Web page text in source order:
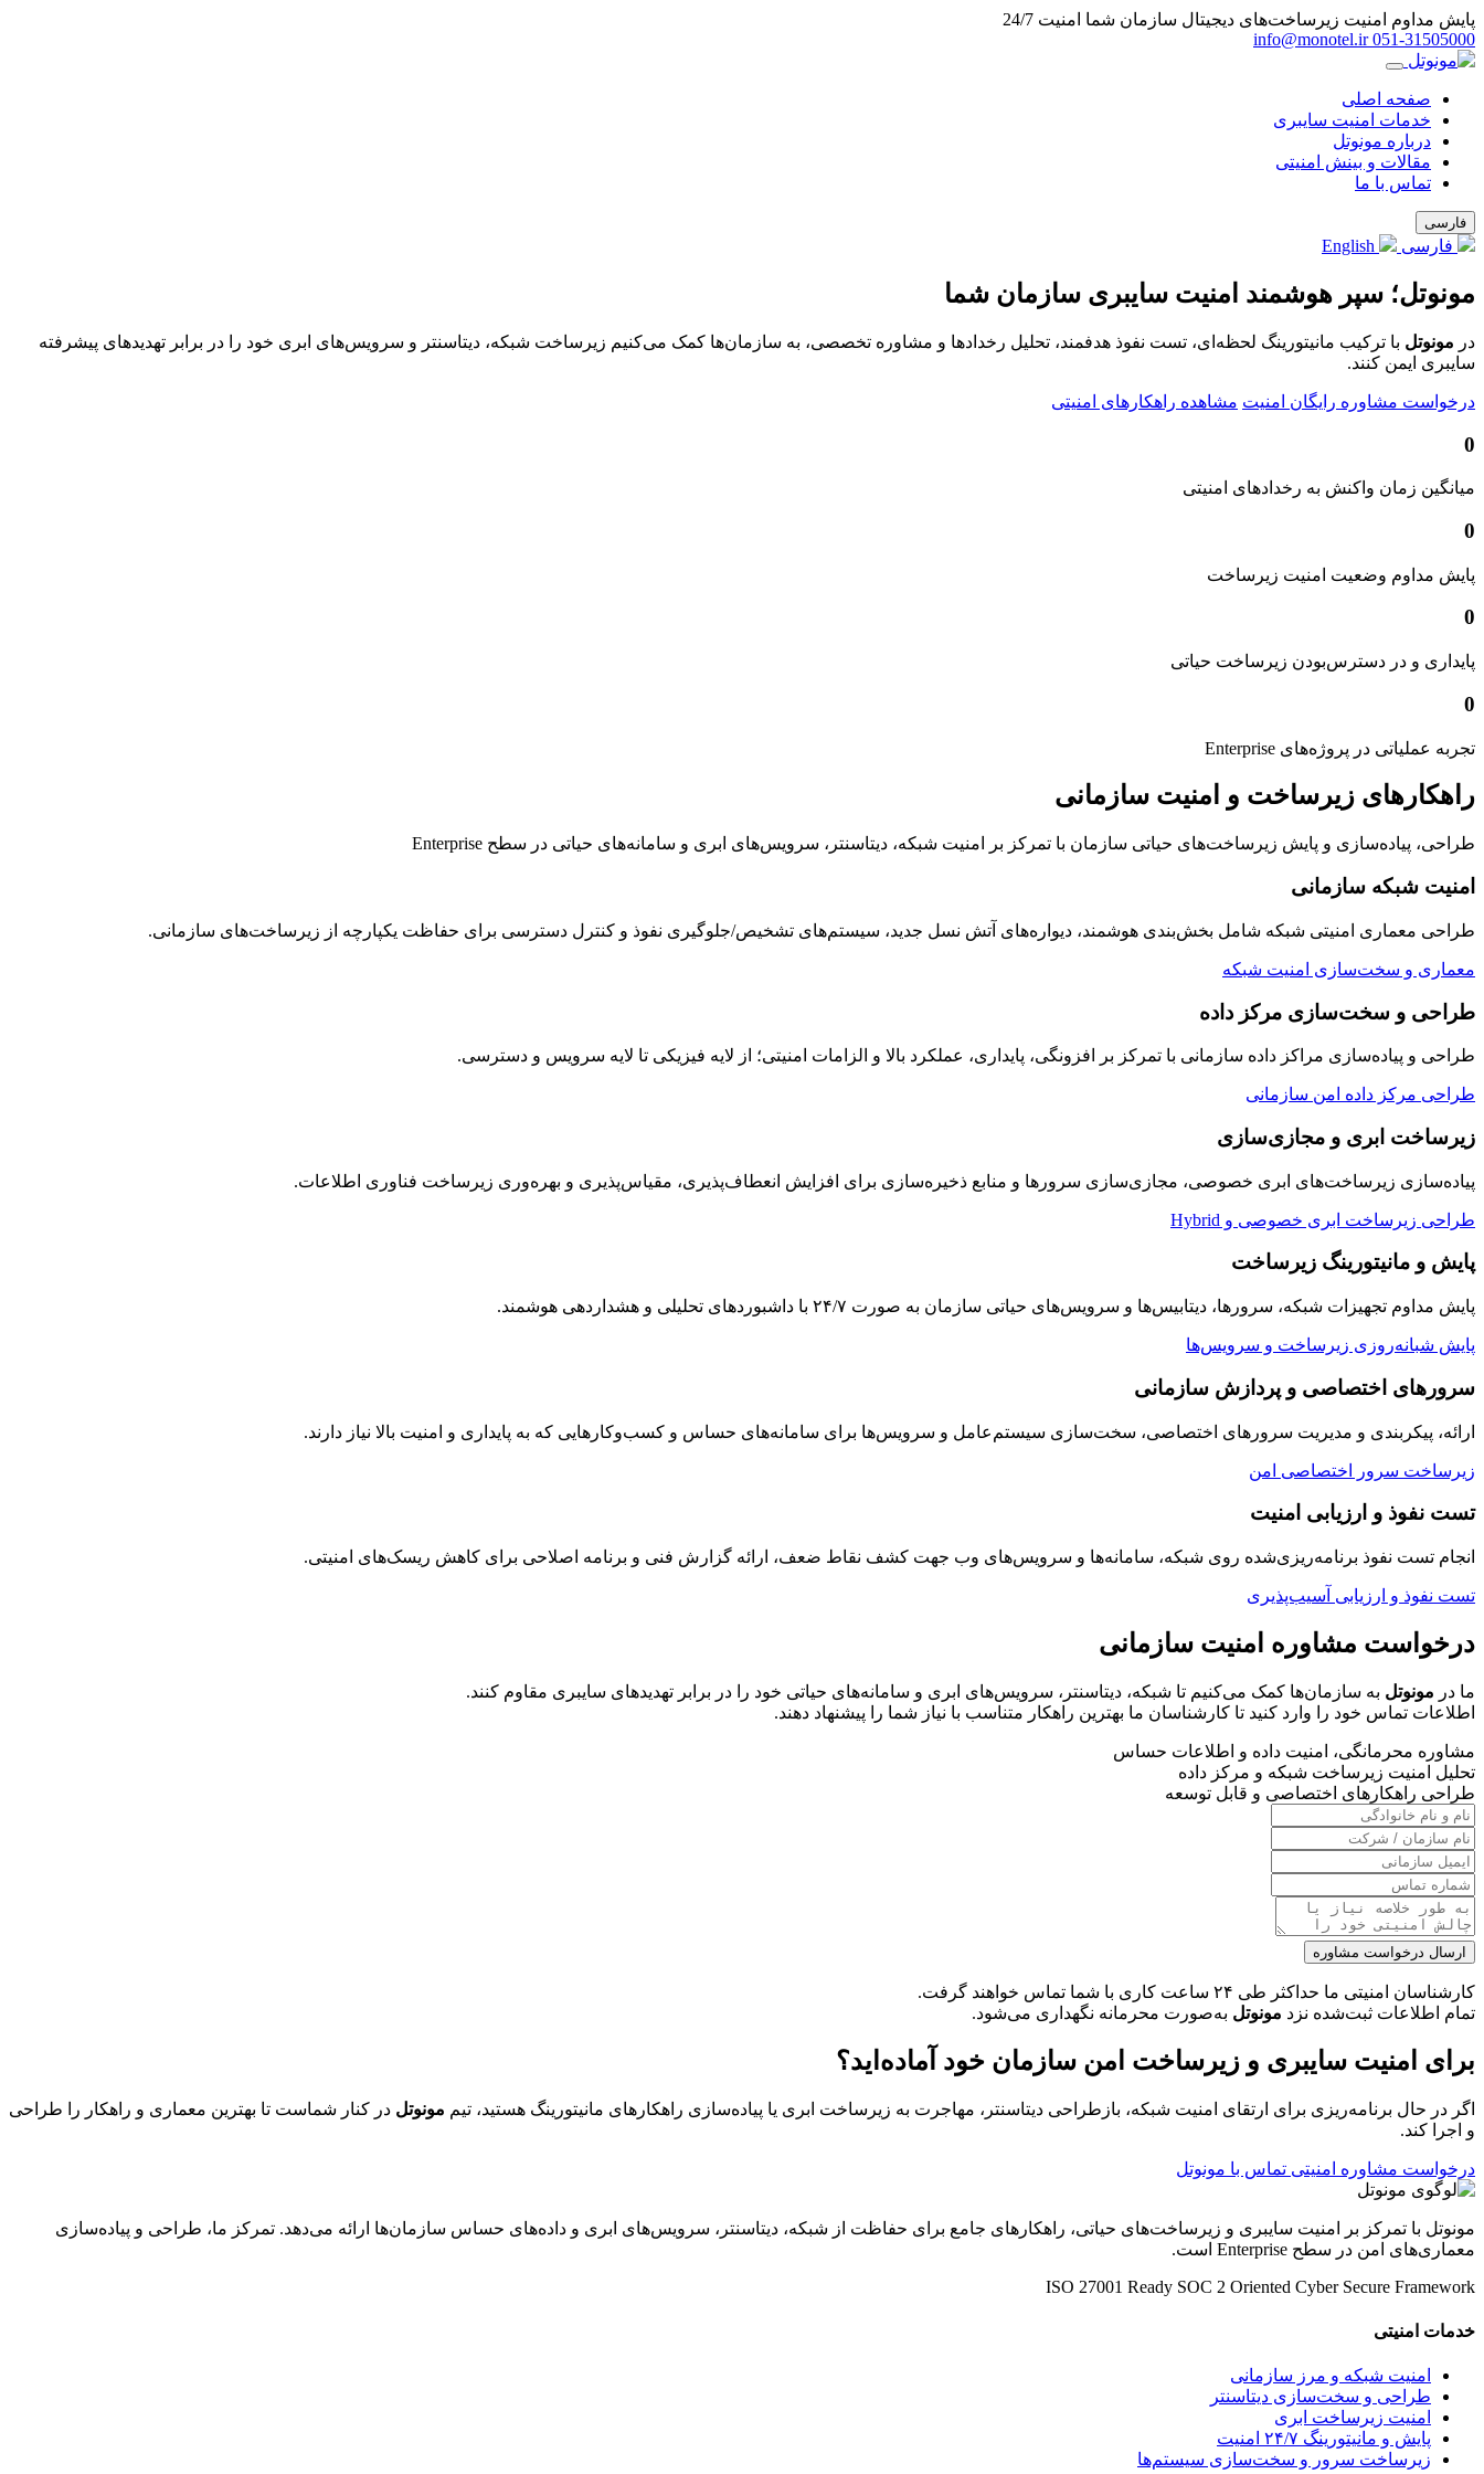
پایش مداوم امنیت زیرساخت‌های دیجیتال سازمان شما امنیت 24/7
info@monotel.ir 051‑31505000
صفحه اصلی
خدمات امنیت سایبری
درباره مونوتل
مقالات و بینش امنیتی
تماس با ما
فارسی
فارسی
مونوتل؛ سپر هوشمند امنیت سایبری سازمان شما
در مونوتل با ترکیب مانیتورینگ لحظه‌ای، تست نفوذ هدفمند، تحلیل رخدادها و مشاوره تخصصی، به سازمان‌ها کمک می‌کنیم زیرساخت شبکه، دیتاسنتر و سرویس‌های ابری خود را در برابر تهدیدهای پیشرفته
سایبری ایمن کنند.
درخواست مشاوره رایگان امنیت مشاهده راهکارهای امنیتی
0
میانگین زمان واکنش به رخدادهای امنیتی
0
پایش مداوم وضعیت امنیت زیرساخت
0
پایداری و در دسترس‌بودن زیرساخت حیاتی
0
تجربه عملیاتی در پروژه‌های Enterprise
راهکارهای زیرساخت و امنیت سازمانی
طراحی، پیاده‌سازی و پایش زیرساخت‌های حیاتی سازمان با تمرکز بر امنیت شبکه، دیتاسنتر، سرویس‌های ابری و سامانه‌های حیاتی در سطح Enterprise
امنیت شبکه سازمانی
طراحی معماری امنیتی شبکه شامل بخش‌بندی هوشمند، دیواره‌های آتش نسل جدید، سیستم‌های تشخیص/جلوگیری نفوذ و کنترل دسترسی برای حفاظت یکپارچه از زیرساخت‌های سازمانی.
معماری و سخت‌سازی امنیت شبکه
طراحی و سخت‌سازی مرکز داده
طراحی و پیاده‌سازی مراکز داده سازمانی با تمرکز بر افزونگی، پایداری، عملکرد بالا و الزامات امنیتی؛ از لایه فیزیکی تا لایه سرویس و دسترسی.
طراحی مرکز داده امن سازمانی
زیرساخت ابری و مجازی‌سازی
پیاده‌سازی زیرساخت‌های ابری خصوصی، مجازی‌سازی سرورها و منابع ذخیره‌سازی برای افزایش انعطاف‌پذیری، مقیاس‌پذیری و بهره‌وری زیرساخت فناوری اطلاعات.
طراحی زیرساخت ابری خصوصی و Hybrid
پایش و مانیتورینگ زیرساخت
پایش مداوم تجهیزات شبکه، سرورها، دیتابیس‌ها و سرویس‌های حیاتی سازمان به صورت ۲۴/۷ با داشبوردهای تحلیلی و هشداردهی هوشمند.
پایش شبانه‌روزی زیرساخت و سرویس‌ها
سرورهای اختصاصی و پردازش سازمانی
ارائه، پیکربندی و مدیریت سرورهای اختصاصی، سخت‌سازی سیستم‌عامل و سرویس‌ها برای سامانه‌های حساس و کسب‌وکارهایی که به پایداری و امنیت بالا نیاز دارند.
زیرساخت سرور اختصاصی امن
تست نفوذ و ارزیابی امنیت
انجام تست نفوذ برنامه‌ریزی‌شده روی شبکه، سامانه‌ها و سرویس‌های وب جهت کشف نقاط ضعف، ارائه گزارش فنی و برنامه اصلاحی برای کاهش ریسک‌های امنیتی.
تست نفوذ و ارزیابی آسیب‌پذیری
درخواست مشاوره امنیت سازمانی
ما در مونوتل به سازمان‌ها کمک می‌کنیم تا شبکه، دیتاسنتر، سرویس‌های ابری و سامانه‌های حیاتی خود را در برابر تهدیدهای سایبری مقاوم کنند.
اطلاعات تماس خود را وارد کنید تا کارشناسان ما بهترین راهکار متناسب با نیاز شما را پیشنهاد دهند.
مشاوره محرمانگی، امنیت داده و اطلاعات حساس
تحلیل امنیت زیرساخت شبکه و مرکز داده
طراحی راهکارهای اختصاصی و قابل توسعه
ارسال درخواست مشاوره
کارشناسان امنیتی ما حداکثر طی ۲۴ ساعت کاری با شما تماس خواهند گرفت.
تمام اطلاعات ثبت‌شده نزد مونوتل به‌صورت محرمانه نگهداری می‌شود.
برای امنیت سایبری و زیرساخت امن سازمان خود آماده‌اید؟
اگر در حال برنامه‌ریزی برای ارتقای امنیت شبکه، بازطراحی دیتاسنتر، مهاجرت به زیرساخت ابری یا پیاده‌سازی راهکارهای مانیتورینگ هستید، تیم مونوتل در کنار شماست تا بهترین معماری و راهکار را طراحی
و اجرا کند.
درخواست مشاوره امنیتی تماس با مونوتل
مونوتل با تمرکز بر امنیت سایبری و زیرساخت‌های حیاتی، راهکارهای جامع برای حفاظت از شبکه، دیتاسنتر، سرویس‌های ابری و داده‌های حساس سازمان‌ها ارائه می‌دهد. تمرکز ما، طراحی و پیاده‌سازی
معماری‌های امن در سطح Enterprise است.
ISO 27001 Ready SOC 2 Oriented Cyber Secure Framework
خدمات امنیتی
امنیت شبکه و مرز سازمانی
طراحی و سخت‌سازی دیتاسنتر
امنیت زیرساخت ابری
پایش و مانیتورینگ ۲۴/۷ امنیت
زیرساخت سرور و سخت‌سازی سیستم‌ها